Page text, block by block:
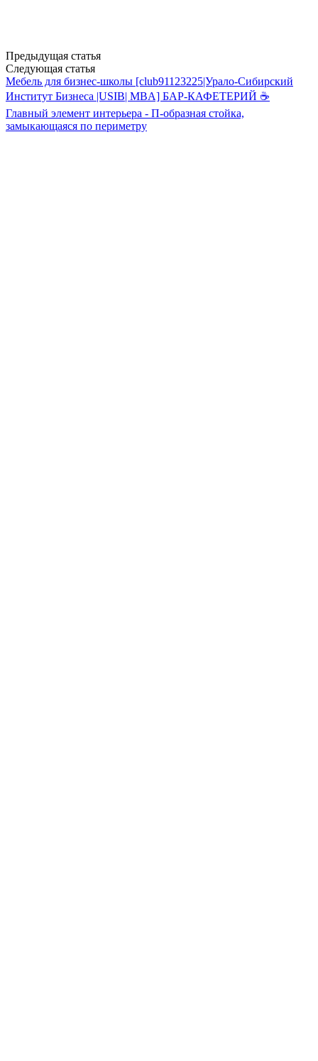
Предыдущая статья
Следующая статья
Мебель для бизнес-школы [club91123225|Урало-Сибирский
Институт Бизнеса |USIB| MBA] БАР-КАФЕТЕРИЙ ☕️
Главный элемент интерьера - П-образная стойка,
замыкающаяся по периметру